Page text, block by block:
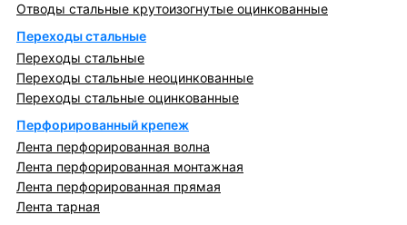
Отводы стальные крутоизогнутые оцинкованные
Переходы стальные
Переходы стальные
Переходы стальные неоцинкованные
Переходы стальные оцинкованные
Перфорированный крепеж
Лента перфорированная волна
Лента перфорированная монтажная
Лента перфорированная прямая
Лента тарная